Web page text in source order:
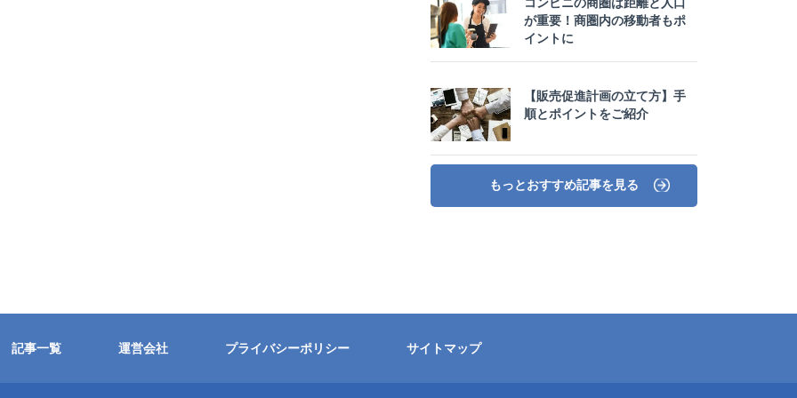
コンビニの商圏は距離と人口
が重要！商圏内の移動者もポ
イントに
【販売促進計画の立て方】手
順とポイントをご紹介
もっとおすすめ記事を見る
記事一覧 運営会社 プライバシーポリシー サイトマップ